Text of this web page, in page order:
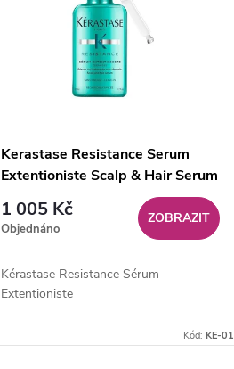
Kerastase Resistance Serum
Extentioniste Scalp & Hair Serum
1 005 Kč
Objednáno
ZOBRAZIT
Kérastase Resistance Sérum
Extentioniste
Kód: KE-01